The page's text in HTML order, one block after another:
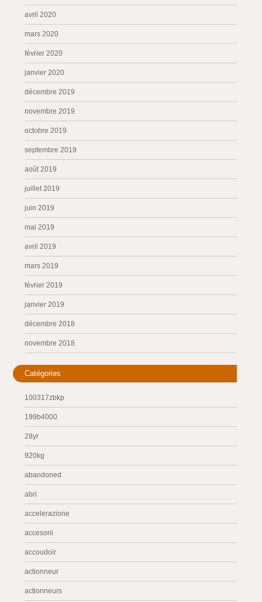
avril 2020
mars 2020
février 2020
janvier 2020
décembre 2019
novembre 2019
octobre 2019
septembre 2019
août 2019
juillet 2019
juin 2019
mai 2019
avril 2019
mars 2019
février 2019
janvier 2019
décembre 2018
novembre 2018
Catégories
100317zbkp
199b4000
28yr
920kg
abandoned
abri
accelerazione
accesorii
accoudoir
actionneur
actionneurs